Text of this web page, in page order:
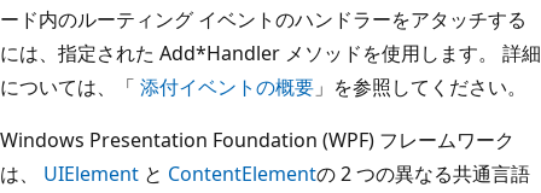
ード内のルーティング イベントのハンドラーをアタッチする
には、指定された Add*Handler メソッドを使用します。 詳細
については、「 添付イベントの概要 」を参照してください。
Windows Presentation Foundation (WPF) フレームワーク
は、 UIElement と ContentElementの 2 つの異なる共通言語